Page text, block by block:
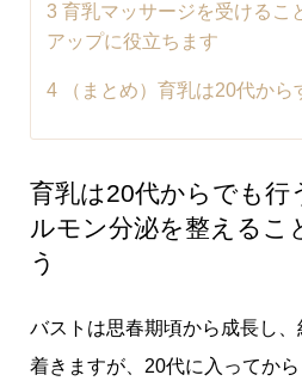
3 育乳マッサージを受けるこ
アップに役立ちます
4 （まとめ）育乳は20代から
育乳は20代からでも行
ルモン分泌を整えるこ
う
バストは思春期頃から成長し
着きますが、20代に入ってか